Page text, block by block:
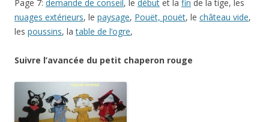
Page 7: demande de conseil, le début et la fin de la tige, les
nuages extérieurs, le paysage, Pouët, pouët, le château vide,
les poussins, latable de l’ogre,
Suivre l’avancée du petit chaperon rouge